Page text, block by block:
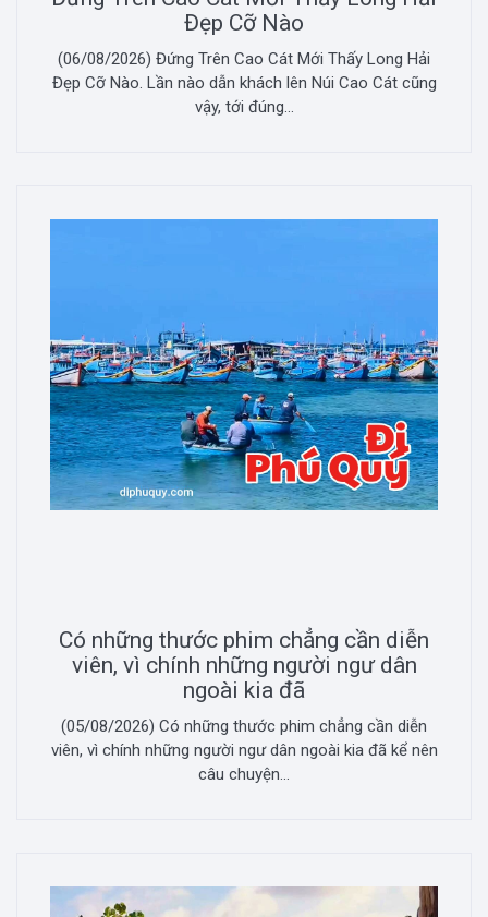
Đẹp Cỡ Nào
(06/08/2026) Đứng Trên Cao Cát Mới Thấy Long Hải
Đẹp Cỡ Nào. Lần nào dẫn khách lên Núi Cao Cát cũng
vậy, tới đúng...
Có những thước phim chẳng cần diễn
viên, vì chính những người ngư dân
ngoài kia đã
(05/08/2026) Có những thước phim chẳng cần diễn
viên, vì chính những người ngư dân ngoài kia đã kể nên
câu chuyện...